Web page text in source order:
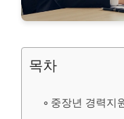
목차
중장년 경력지